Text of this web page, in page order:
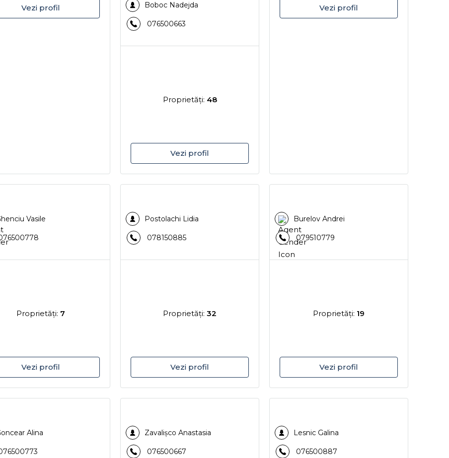
Vezi profil Boboc Nadejda
076500663
Proprietăţi: 48
Vezi profil
Vezi profil
Vasile
Proprietăţi: 7
Vezi profil
Postolachi Lidia
078150885
Proprietăţi: 32
Vezi profil
Burelov Andrei
079510779
Proprietăţi: 19
Vezi profil
Alina Zavalișco Anastasia
076500667
Lesnic Galina
076500887